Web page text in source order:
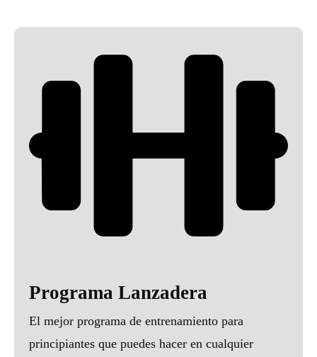
Programa Lanzadera
El mejor programa de entrenamiento para
principiantes que puedes hacer en cualquier